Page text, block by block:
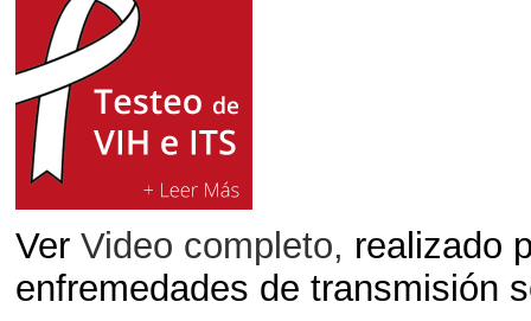
Ver Video completo, realizado
enfremedades de transmisión